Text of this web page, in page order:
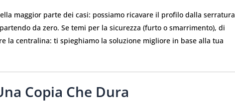
maggior parte dei casi: possiamo ricavare il profilo dalla serratura
da zero. Se temi per la sicurezza (furto o smarrimento), di
la centralina: ti spieghiamo la soluzione migliore in base alla tua
Copia Che Dura